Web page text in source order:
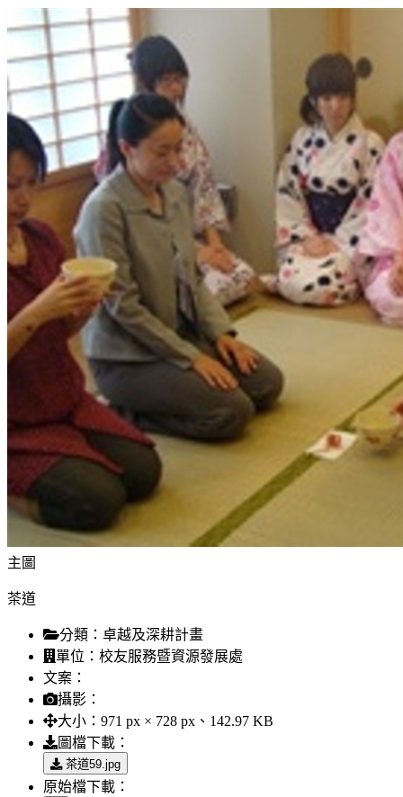
主圖
茶道
分類： 卓越及深耕計畫
單位： 校友服務暨資源發展處
文案：
攝影：
大小： 971 px × 728 px、142.97 KB
圖檔下載：
茶道59.jpg
原始檔下載：